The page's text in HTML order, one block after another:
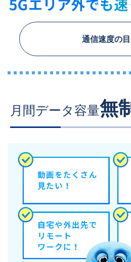
通信速度の
月間データ容量無